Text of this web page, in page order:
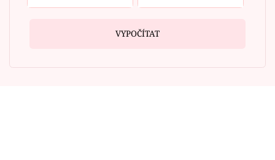
VYPOČÍTAT